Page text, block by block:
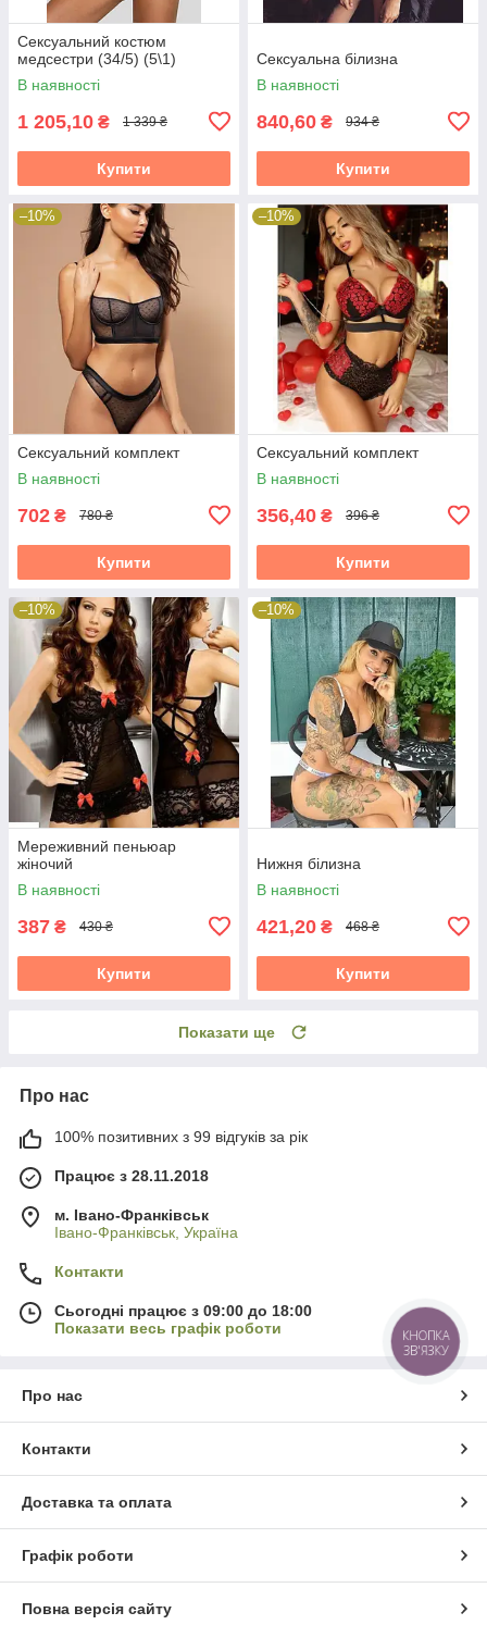
Сексуальний костюм
медсестри (34/5) (5\1)
В наявності
1 205,10 ₴ 1 339 ₴
Купити
Сексуальна білизна
В наявності
840,60 ₴ 934 ₴
Купити
–10%
Сексуальний комплект
В наявності
702 ₴ 780 ₴
Купити
–10%
Сексуальний комплект
В наявності
356,40 ₴ 396 ₴
Купити
–10%
Мереживний пеньюар
жіночий
В наявності
387 ₴ 430 ₴
Купити
–10%
Нижня білизна
В наявності
421,20 ₴ 468 ₴
Купити
Показати ще
Про нас
100% позитивних з 99 відгуків за рік
Працює з 28.11.2018
м. Івано-Франківськ
Івано-Франківськ, Україна
Контакти
Сьогодні працює з 09:00 до 18:00
Показати весь графік роботи
Про нас
Контакти
Доставка та оплата
Графік роботи
Повна версія сайту
КНОПКА
ЗВ'ЯЗКУ